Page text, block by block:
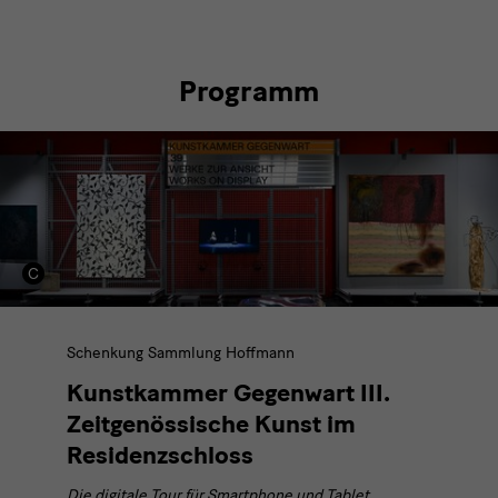
Programm
Multimedia
Guide
Schenkung Sammlung Hoffmann
Kunstkammer Gegenwart III.
Zeitgenössische Kunst im
Residenzschloss